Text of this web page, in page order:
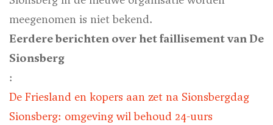
meegenomen is niet bekend.
Eerdere berichten over het faillisement van De
Sionsberg
:
De Friesland en kopers aan zet na Sionsbergdag
Sionsberg: omgeving wil behoud 24-uurs